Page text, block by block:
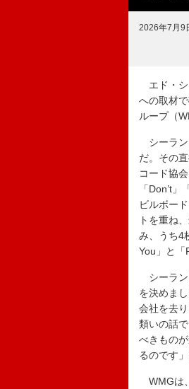
2026年7月9
エド・シ
への取材
ループ（
シーラン
だ。その
コード協
「Don’t
ビルボー
トを重ね
み、うち4
You」と「
シーラン
を決めま
会社を去
類いの話
べきもの
るのです
WMGは